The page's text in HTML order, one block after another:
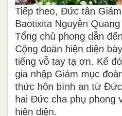
Tiếp theo, Đức tân
Baotixita Nguyễn
Tổng chủ phong dẫn
Cộng đoàn hiện diện
tiếng vỗ tay tạ ơn. Kế
gia nhập Giám mục
thức hôn bình an từ
hai Đức cha phụ phong
hiện diện.